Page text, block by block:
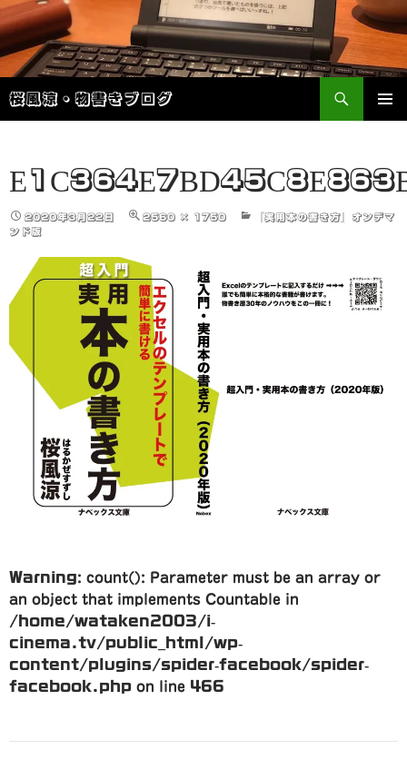
桜風涼・物書きブログ
検
索
ン
ツ
へ
ス
プ
2020年3月22日 2560 × 1750
『実用本の書き方』オンデマ
ンド版
Warning: count(): Parameter must be an array or
an object that implements Countable in
/home/wataken2003/i-
cinema.tv/public_html/wp-
content/plugins/spider-facebook/spider-
facebook.php on line 466